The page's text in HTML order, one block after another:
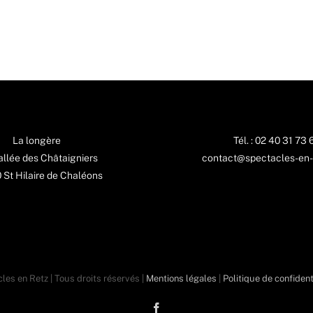
La longère
des Châtaigniers
Hilaire de Chaléons
Tél. : 02 40 31 73
contact@spectacles-
en Retz | Tous droits réservés | Mentions légales Politique de